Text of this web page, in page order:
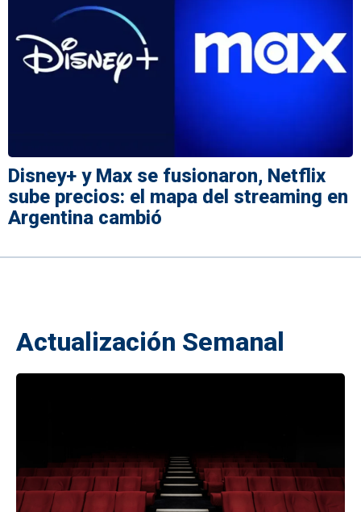
Disney+ y Max se fusionaron, Netflix
sube precios: el mapa del streaming en
Argentina cambió
Actualización Semanal